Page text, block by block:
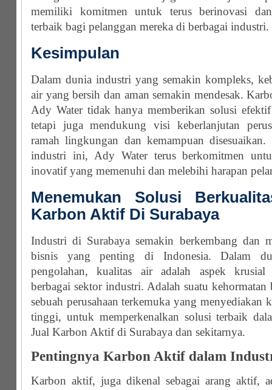
memiliki komitmen untuk terus berinovasi
terbaik bagi pelanggan mereka di berbagai industri.
Kesimpulan
Dalam dunia industri yang semakin kompleks,
air yang bersih dan aman semakin mendesak.
Ady Water tidak hanya memberikan solusi
tetapi juga mendukung visi keberlanjutan
ramah lingkungan dan kemampuan
industri ini, Ady Water terus berkomitmen
inovatif yang memenuhi dan melebihi harapan
Menemukan Solusi
Karbon Aktif Di Surabaya
Industri di Surabaya semakin berkembang dan
bisnis yang penting di Indonesia. Dalam
pengolahan, kualitas air adalah aspek krusial
berbagai sektor industri. Adalah suatu
sebuah perusahaan terkemuka yang menyediakan
tinggi, untuk memperkenalkan solusi terbaik
Jual Karbon Aktif di Surabaya dan sekitarnya.
Pentingnya Karbon Aktif dalam
Karbon aktif, juga dikenal sebagai arang aktif,